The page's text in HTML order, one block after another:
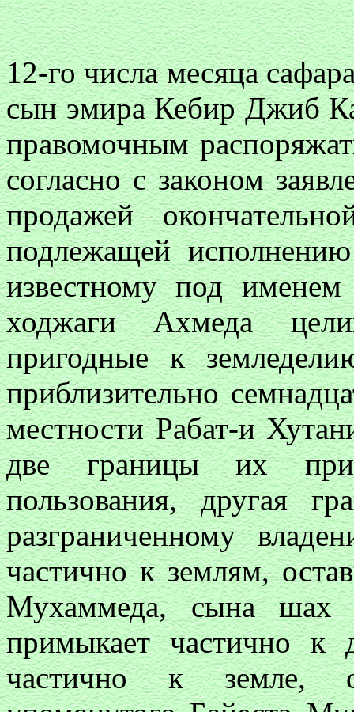
12-го числа месяца
сын эмира Кебир Джиб
правомочным
согласно с законом
продажей
подлежащей
известному под
ходжаги Ахмеда
пригодные к
приблизительно
местности Рабат-и
две границы их
пользования, другая
разграниченному
частично к землям,
Мухаммеда, сына шах
примыкает частично к
частично к земле,